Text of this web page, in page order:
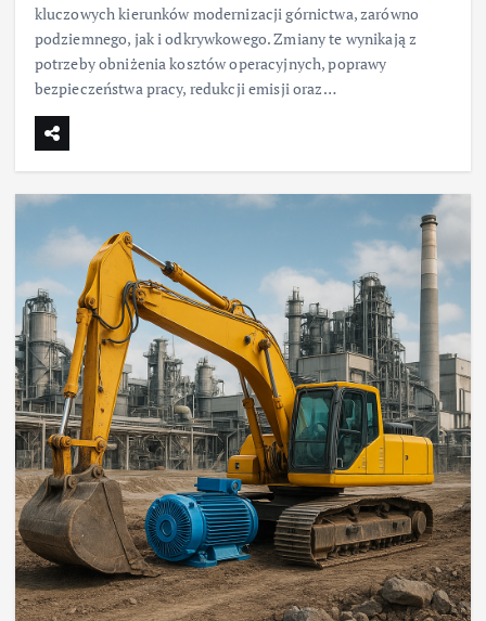
kluczowych kierunków modernizacji górnictwa, zarówno
podziemnego, jak i odkrywkowego. Zmiany te wynikają z
potrzeby obniżenia kosztów operacyjnych, poprawy
bezpieczeństwa pracy, redukcji emisji oraz…